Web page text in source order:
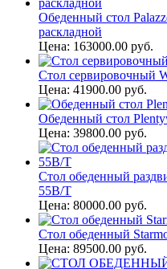
Обеденный стол
раскладной
Цена: 163000.00 руб.
Стол сервировочный
Цена: 41900.00 руб.
Обеденный стол
Цена: 39800.00 руб.
Стол обеденный
55B/T
Цена: 80000.00 руб.
Стол обеденный
Цена: 89500.00 руб.